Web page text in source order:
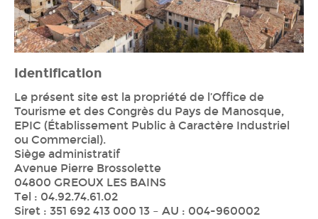
Identification
Le présent site est la propriété de l’Office de
Tourisme et des Congrès du Pays de Manosque,
EPIC (Établissement Public à Caractère Industriel
ou Commercial).
Siège administratif
Avenue Pierre Brossolette
04800 GREOUX LES BAINS
Tel : 04.92.74.61.02
Siret : 351 692 413 000 13 – AU : 004-960002